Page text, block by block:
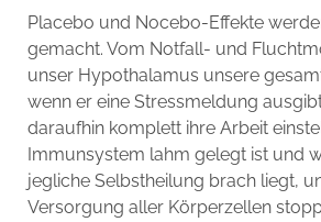
Placebo und Nocebo-Effekte
gemacht. Vom Notfall- und
unser Hypothalamus unsere
wenn er eine Stressmeldung
daraufhin komplett ihre Arbeit
Immunsystem lahm gelegt ist und
jegliche Selbstheilung brach liegt,
Versorgung aller Körperzellen